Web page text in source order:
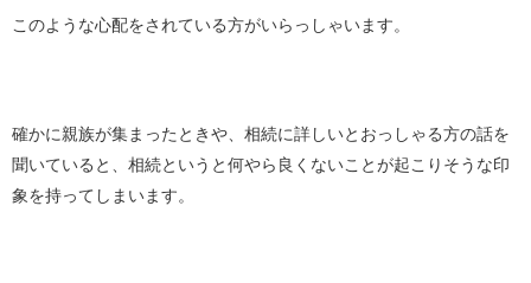
このような心配をされている方がいらっしゃいます。
確かに親族が集まったときや、相続に詳しいとおっしゃる方の話を
聞いていると、相続というと何やら良くないことが起こりそうな印
象を持ってしまいます。